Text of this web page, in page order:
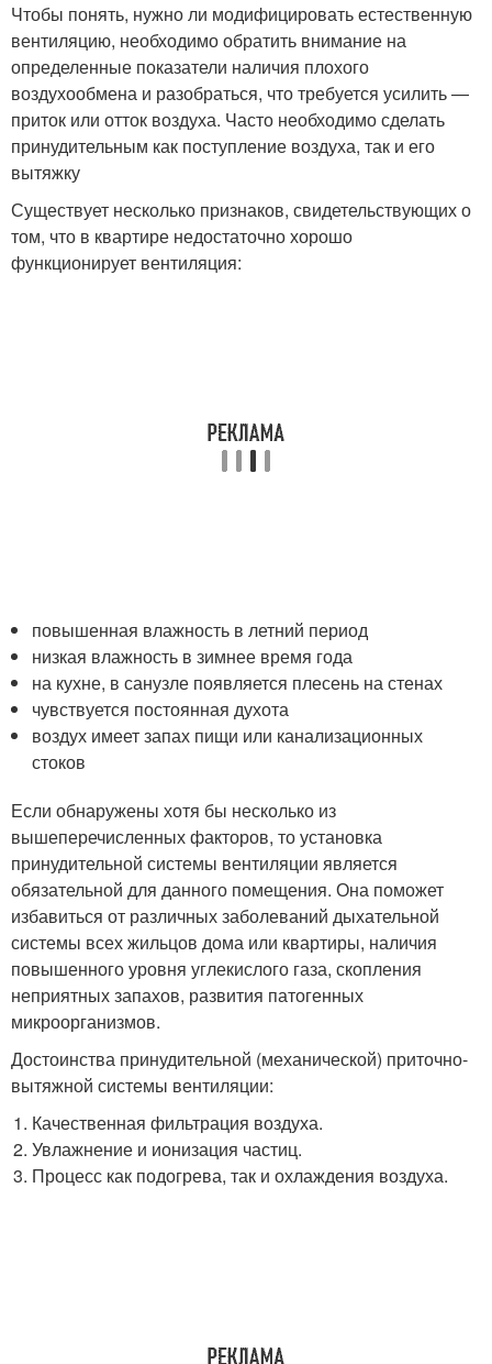
Чтобы понять, нужно ли модифицировать естественную
вентиляцию, необходимо обратить внимание на
определенные показатели наличия плохого
воздухообмена и разобраться, что требуется усилить —
приток или отток воздуха. Часто необходимо сделать
принудительным как поступление воздуха, так и его
вытяжку
Существует несколько признаков, свидетельствующих о
том, что в квартире недостаточно хорошо
функционирует вентиляция:
повышенная влажность в летний период
низкая влажность в зимнее время года
на кухне, в санузле появляется плесень на стенах
чувствуется постоянная духота
воздух имеет запах пищи или канализационных
стоков
Если обнаружены хотя бы несколько из
вышеперечисленных факторов, то установка
принудительной системы вентиляции является
обязательной для данного помещения. Она поможет
избавиться от различных заболеваний дыхательной
системы всех жильцов дома или квартиры, наличия
повышенного уровня углекислого газа, скопления
неприятных запахов, развития патогенных
микроорганизмов.
Достоинства принудительной (механической) приточно-
вытяжной системы вентиляции:
Качественная фильтрация воздуха.
Увлажнение и ионизация частиц.
Процесс как подогрева, так и охлаждения воздуха.